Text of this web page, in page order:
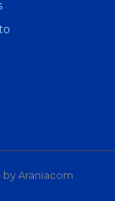
by Araniacom